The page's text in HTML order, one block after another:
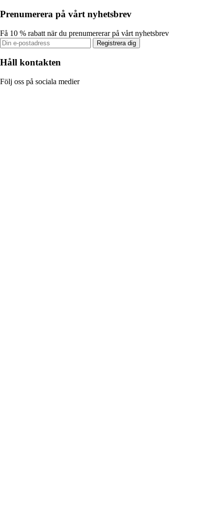
Prenumerera på vårt nyhetsbrev
Få 10 % rabatt när du prenumererar på vårt nyhetsbrev
Registrera dig
Håll kontakten
Följ oss på sociala medier